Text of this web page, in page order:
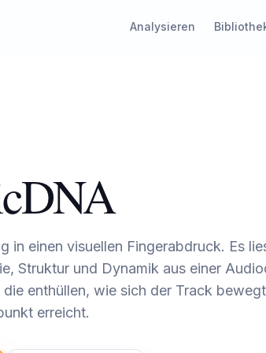
Analysieren
in einen visuellen Fingerabdruck. Es
Struktur und Dynamik aus einer
enthüllen, wie sich der Track
erreicht.